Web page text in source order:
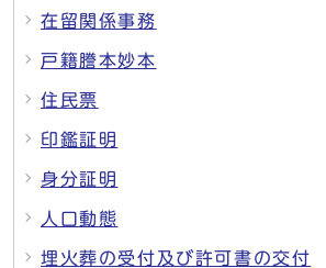
在留関係事務
戸籍謄本妙本
住民票
印鑑証明
身分証明
人口動態
埋火葬の受付及び許可書の交付